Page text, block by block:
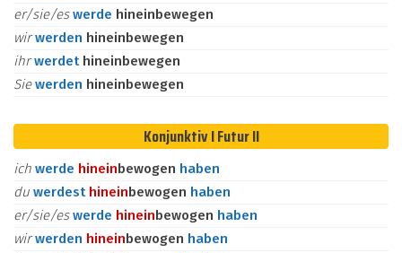
er/sie/eswerde hineinbewegen
wirwerden hineinbewegen
ihrwerdet hineinbewegen
Siewerden hineinbewegen
Konjunktiv I Futur II
ich werde hineinbewogen haben
du werdest hineinbewogen haben
er/sie/eswerde hineinbewogen haben
wirwerden hineinbewogen haben